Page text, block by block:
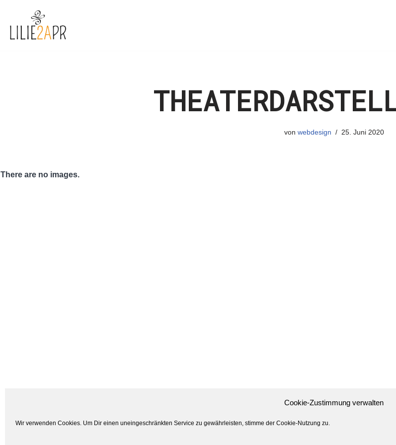
Cookie-Zustimmung verwalten
Wir verwenden Cookies. Um Dir einen uneingeschränkten Service zu gewährleisten, stimme der Cookie-Nutzung zu.
Zum
Inhalt
von webdesign 25. Juni 2020
There are no images.